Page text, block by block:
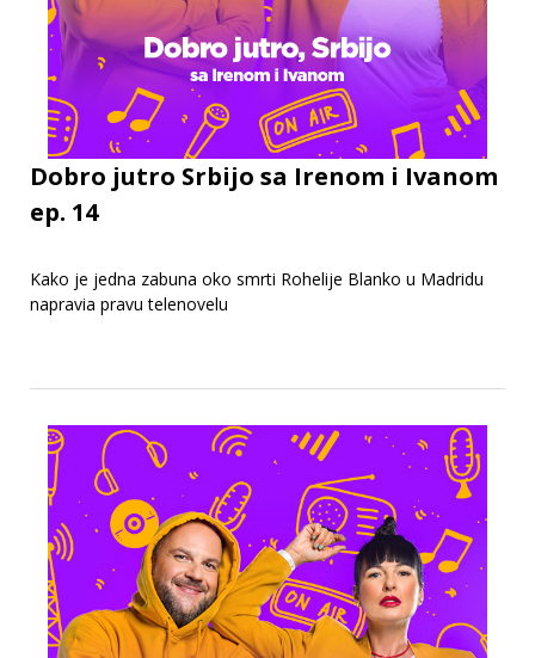
Dobro jutro Srbijo sa Irenom i Ivanom
ep. 14
Kako je jedna zabuna oko smrti Rohelije Blanko u Madridu
napravia pravu telenovelu